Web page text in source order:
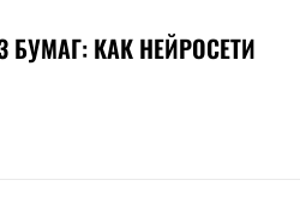
КАК НЕЙРОСЕТИ